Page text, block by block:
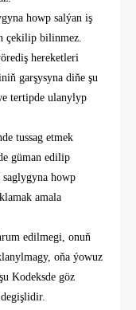
howp salýan iş
çekilip bilinmez.
hereketleri
garşysyna diňe şu
tertipde ulanylyp
tussag etmek
güman edilip
howp
amala
edilmegi, onuň
oňa ýowuz
Kodeksde göz